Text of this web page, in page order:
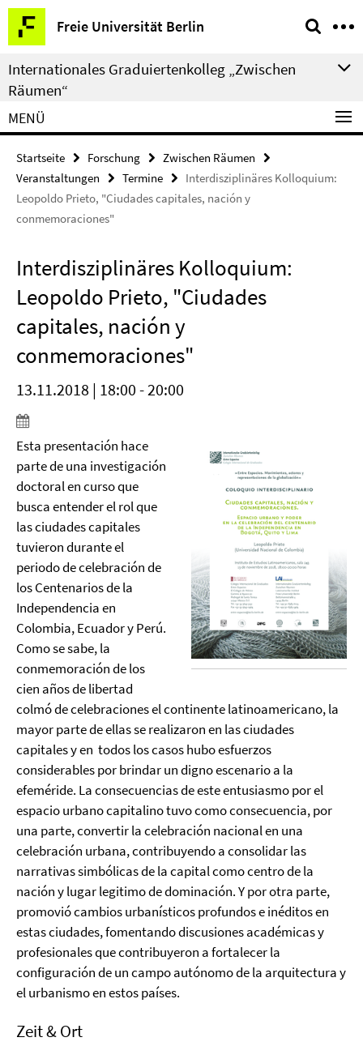
Springe
direkt
zu
Inhalt
Freie Universität Berlin
Service-
Navigation
Internationales Graduiertenkolleg „Zwischen
Räumen“
MENÜ
Startseite Forschung
Zwischen Räumen
Veranstaltungen
Termine
Interdisziplinäres Kolloquium:
Leopoldo Prieto, "Ciudades capitales, nación y
conmemoraciones"
Interdisziplinäres Kolloquium:
Leopoldo Prieto, "Ciudades
capitales, nación y
conmemoraciones"
13.11.2018 | 18:00 - 20:00
Esta presentación hace
parte de una investigación
doctoral en curso que
busca entender el rol que
las ciudades capitales
tuvieron durante el
periodo de celebración de
los Centenarios de la
Independencia en
Colombia, Ecuador y Perú.
Como se sabe, la
conmemoración de los
cien años de libertad
colmó de celebraciones el continente latinoamericano, la
mayor parte de ellas se realizaron en las ciudades
capitales y en todos los casos hubo esfuerzos
considerables por brindar un digno escenario a la
efeméride. La consecuencias de este entusiasmo por el
espacio urbano capitalino tuvo como consecuencia, por
una parte, convertir la celebración nacional en una
celebración urbana, contribuyendo a consolidar las
narrativas simbólicas de la capital como centro de la
nación y lugar legitimo de dominación. Y por otra parte,
promovió cambios urbanísticos profundos e inéditos en
estas ciudades, fomentando discusiones académicas y
profesionales que contribuyeron a fortalecer la
configuración de un campo autónomo de la arquitectura y
el urbanismo en estos países.
Zeit & Ort